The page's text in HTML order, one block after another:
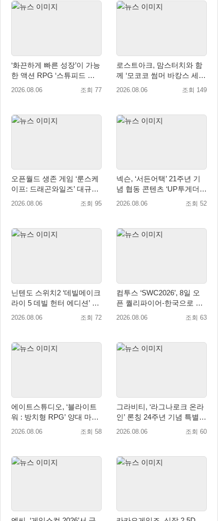
‘화끈하게 빠른 성장’이 가능
한 액션 RPG ‘스튜피드 네
버 다이즈’ 패키지판 예약판
2026.08.06 조회 77
로스트아크, 맘스터치와 함
께 ‘모코코 썸머 바캉스 세
트’ 출시
2026.08.06 조회 149
오픈월드 생존 게임 ‘룬스케
이프: 드래곤와일즈’ 대규모
유저 편의성 개선 및 사이드
2026.08.06 조회 95
넥슨, ‘서든어택’ 21주년 기
념 협동 콘텐츠 ‘UP투게더’
업데이트
2026.08.06 조회 52
닌텐도 스위치2 ‘데빌메이크
라이 5 데빌 헌터 에디션’ 패
키지 제품 8월 7일 예약판매
2026.08.06 조회 72
컴투스 ‘SWC2026’, 8일 오
픈 퀄리파이어-한국으로 시
즌 개막!
2026.08.06 조회 63
에이트스튜디오, ‘블라이트
워 : 방치형 RPG’ 양대 마켓
인기 순위 1위 달성
2026.08.06 조회 58
그라비티, ‘라그나로크 온라
인’ 론칭 24주년 기념 특별
감사 축제 실시!
2026.08.06 조회 60